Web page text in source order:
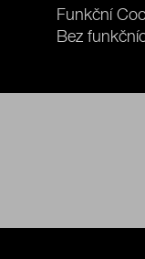
Funkční
Bez